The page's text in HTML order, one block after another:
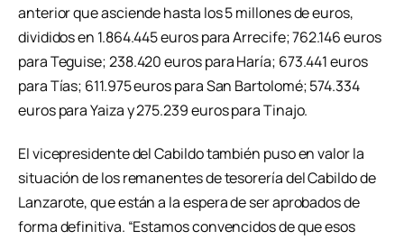
anterior que asciende hasta los 5 millones de euros,
divididos en 1.864.445 euros para Arrecife; 762.146 euros
para Teguise; 238.420 euros para Haría; 673.441 euros
para Tías; 611.975 euros para San Bartolomé; 574.334
euros para Yaiza y 275.239 euros para Tinajo.
El vicepresidente del Cabildo también puso en valor la
situación de los remanentes de tesorería del Cabildo de
Lanzarote, que están a la espera de ser aprobados de
forma definitiva. “Estamos convencidos de que esos